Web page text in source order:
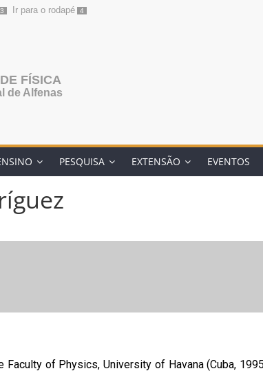
3 Ir para o rodapé 4
FÍSICA
de Alfenas
PESQUISA EXTENSÃO EVENTOS